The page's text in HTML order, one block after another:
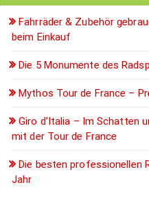
Fahrräder & Zubehör
beim Einkauf
Die 5 Monumente des
Mythos Tour de France –
Giro d’Italia – Im Schatten
mit der Tour de France
Die besten professionellen
Jahr